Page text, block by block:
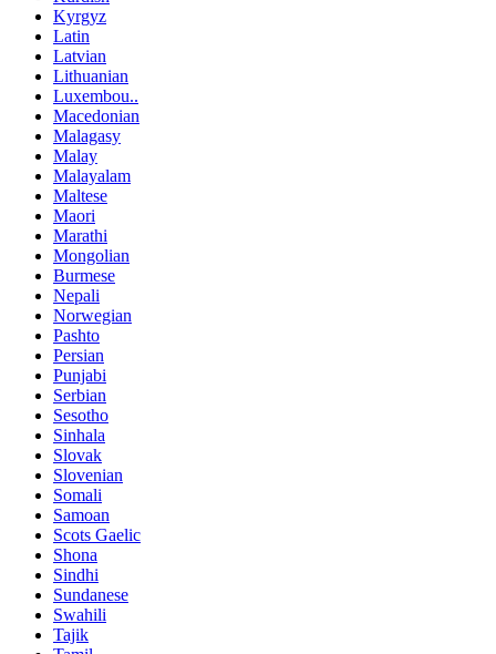
Kyrgyz
Latin
Latvian
Lithuanian
Luxembou..
Macedonian
Malagasy
Malay
Malayalam
Maltese
Maori
Marathi
Mongolian
Burmese
Nepali
Norwegian
Pashto
Persian
Punjabi
Serbian
Sesotho
Sinhala
Slovak
Slovenian
Somali
Samoan
Scots Gaelic
Shona
Sindhi
Sundanese
Swahili
Tajik